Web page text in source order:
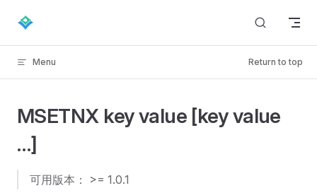
Skip to content
Menu Return to top
MSETNX key value [key value
…]
可用版本： >= 1.0.1